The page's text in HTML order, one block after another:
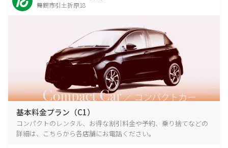
舞鶴市引土折原18
基本料金プラン（C1）
コンパクトのレンタル、お得な割引料金や予約、乗り捨てなどの
詳細は、こちらから各店舗にお電話ください。